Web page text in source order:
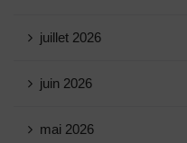
juillet 2026
juin 2026
mai 2026